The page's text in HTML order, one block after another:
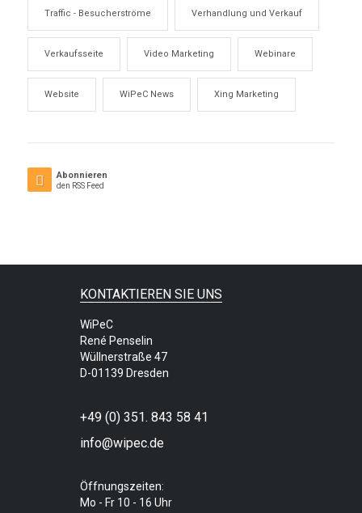
Traffic - Besucherströme Verhandlung und Verkauf
Verkaufsseite Video Marketing Webinare
Website WiPeC News Xing Marketing
Abonnieren
den RSS Feed
KONTAKTIEREN SIE UNS
WiPeC
René Penselin
Wüllnerstraße 47
D-01139 Dresden
+49 (0) 351. 843 58 41
info@wipec.de
Öffnungszeiten:
Mo - Fr 10 - 16 Uhr